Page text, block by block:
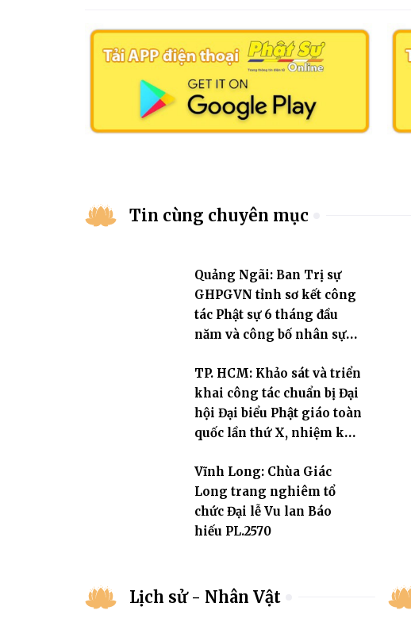
Tin cùng chuyên mục
Quảng Ngãi: Ban Trị sự
GHPGVN tỉnh sơ kết công
tác Phật sự 6 tháng đầu
năm và công bố nhân sự
TP. HCM: Khảo sát và triển
khai công tác chuẩn bị Đại
hội Đại biểu Phật giáo toàn
quốc lần thứ X, nhiệm kỳ
Vĩnh Long: Chùa Giác
Long trang nghiêm tổ
chức Đại lễ Vu lan Báo
hiếu PL.2570
Lịch sử - Nhân Vật